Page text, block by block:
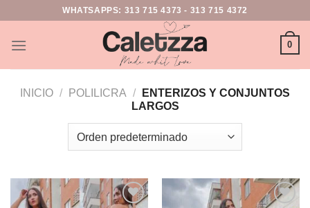
WHATSAPPS: 313 715 4373 - 313 715 4372
0
INICIO / POLILICRA /
ENTERIZOS Y CONJUNTOS
LARGOS